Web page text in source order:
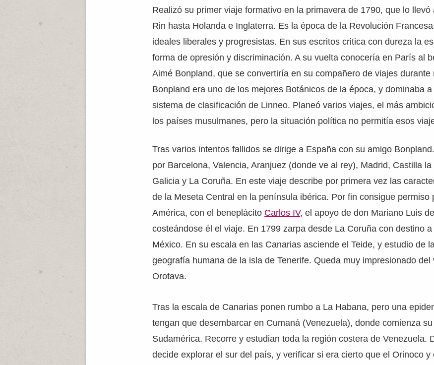
Realizó su primer viaje formativo en la primavera de 1790, que lo
Rin hasta Holanda e Inglaterra. Es la época de la Revolución
ideales liberales y progresistas. En sus escritos critica con dureza la
forma de opresión y discriminación. A su vuelta conocería en París al
Aimé Bonpland, que se convertiría en su compañero de viajes durante
Bonpland era uno de los mejores Botánicos de la época, y dominaba a
sistema de clasificación de Linneo. Planeó varios viajes, el más
los países musulmanes, pero la situación política no permitía esos
Tras varios intentos fallidos se dirige a España con su amigo
por Barcelona, Valencia, Aranjuez (donde ve al rey), Madrid, Castilla
Galicia y La Coruña. En este viaje describe por primera vez las
de la Meseta Central en la península ibérica. Por fin consigue permiso
América, con el beneplácito Carlos IV, el apoyo de don Mariano Luis
costeándose él el viaje. En 1799 zarpa desde La Coruña con destino
México. En su escala en las Canarias asciende el Teide, y estudio de
geografía humana de la isla de Tenerife. Queda muy impresionado del
Orotava.
Tras la escala de Canarias ponen rumbo a La Habana, pero una
tengan que desembarcar en Cumaná (Venezuela), donde comienza
Sudamérica. Recorre y estudian toda la región costera de Venezuela.
decide explorar el sur del país, y verificar si era cierto que el Orinoco y